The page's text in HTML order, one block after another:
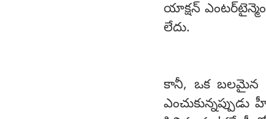
యాక్షన్
లేదు.
కానీ, ఒక బలమైన